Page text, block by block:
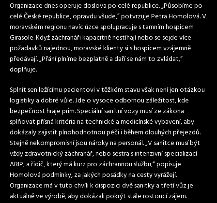
Organizace dnes operuje doslova po celé republice. „Působíme po
celé České republice, opravdu všude,“ potvrzuje Petra Homolová. V
moravském regionu navíc úzce spolupracuje s tamním hospicem
Girasole. Když záchranáři kapacitně nestíhají nebo se sejde více
požadavků najednou, moravské klienty si s hospicem vzájemně
předávají. „Přání plníme bezplatně a daří se nám to zvládat,“
doplňuje.
Splnit sen ležícímu pacientovi v těžkém stavu však není jen otázkou
logistiky a dobré vůle. Jde o vysoce odbornou záležitost, kde
bezpečnost hraje prim. Speciální sanitní vozy musí ze zákona
splňovat přísná kritéria na technické a medicínské vybavení, aby
dokázaly zajistit plnohodnotnou péči i během dlouhých přejezdů.
Stejně nekompromisní jsou nároky na personál. „V sanitce musí být
vždy zdravotnický záchranář, nebo sestra s intenzivní specializací
ARIP, a řidič, který má kurz pro záchrannou službu,“ popisuje
Homolová podmínky, za jakých posádky na cesty vyrážejí.
Organizace má v tuto chvíli k dispozici dvě sanitky a třetí vůz je
aktuálně ve výrobě, aby dokázali pokrýt stále rostoucí zájem.